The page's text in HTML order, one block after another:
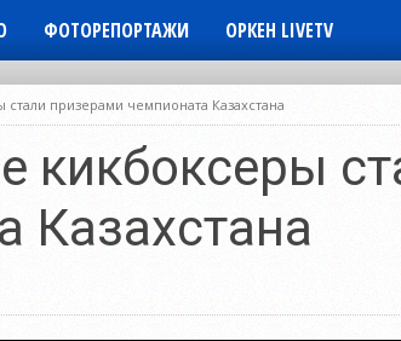
ФОТОРЕПОРТАЖИ ОРКЕН LIVETV
призерами чемпионата Казахстана
кикбоксеры
Казахстана